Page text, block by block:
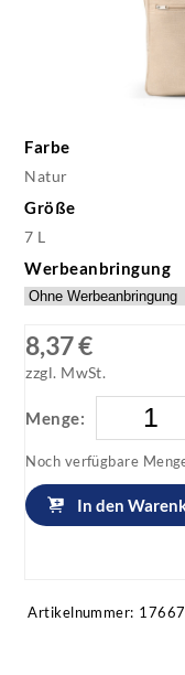
Farbe
Natur
Größe
7 L
Werbeanbringung
8,37 €
zzgl. MwSt.
Menge:
Noch verfügbare
In den
Artikelnummer: